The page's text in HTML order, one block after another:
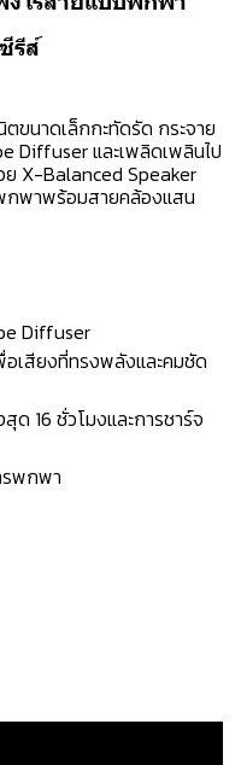
รีส์
ขนาดเล็กกะทัดรัด กระจาย
Diffuser และเพลิดเพลินไป
X-Balanced Speaker
กพาพร้อมสายคล้องแสน
Diffuser
เสียงที่ทรงพลังและคมชัด
ด 16 ชั่วโมงและการชาร์จ
รพกพา